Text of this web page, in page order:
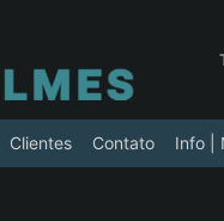
Clientes Contato Info |